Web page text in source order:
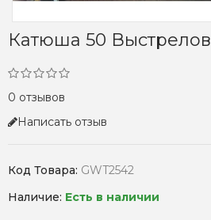
Катюша 50 Выстрелов
0 отзывов
Написать отзыв
Код Товара: GWT2542
Наличие: Есть в наличии